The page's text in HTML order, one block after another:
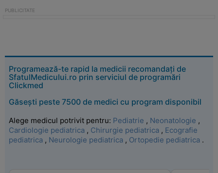
Programează-te rapid la medicii recomandați de
SfatulMedicului.ro prin serviciul de programări
Clickmed
Găsești peste 7500 de medici cu program disponibil
Alege medicul potrivit pentru: Pediatrie , Neonatologie ,
Cardiologie pediatrica , Chirurgie pediatrica , Ecografie
pediatrica , Neurologie pediatrica , Ortopedie pediatrica .